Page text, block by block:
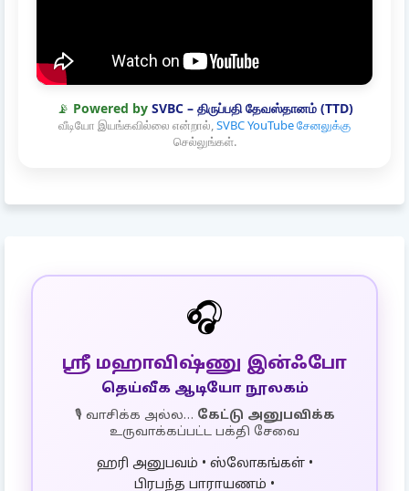
📡 Powered by SVBC – திருப்பதி தேவஸ்தானம் (TTD)
வீடியோ இயங்கவில்லை என்றால்,SVBC YouTube சேனலுக்கு
செல்லுங்கள்.
🎧
ஸ்ரீ மஹாவிஷ்ணு இன்ஃபோ
தெய்வீக ஆடியோ நூலகம்
🎙️ வாசிக்க அல்ல… கேட்டு அனுபவிக்க
உருவாக்கப்பட்ட பக்தி சேவை
ஹரி அனுபவம் • ஸ்லோகங்கள் •
பிரபந்த பாராயணம் •